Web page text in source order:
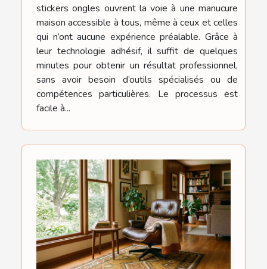
stickers ongles ouvrent la voie à une manucure
maison accessible à tous, même à ceux et celles
qui n’ont aucune expérience préalable. Grâce à
leur technologie adhésif, il suffit de quelques
minutes pour obtenir un résultat professionnel,
sans avoir besoin d’outils spécialisés ou de
compétences particulières. Le processus est
facile à...